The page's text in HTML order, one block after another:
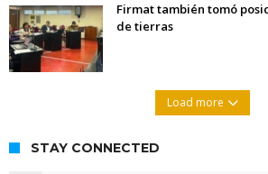
Firmat también tomó
de tierras
Load more
STAY CONNECTED